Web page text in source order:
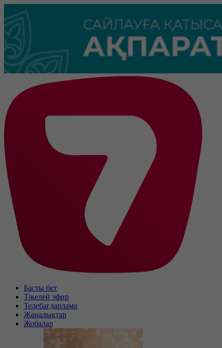
Басты бет
Тікелей эфир
Телебағдарлама
Жаңалықтар
Жобалар